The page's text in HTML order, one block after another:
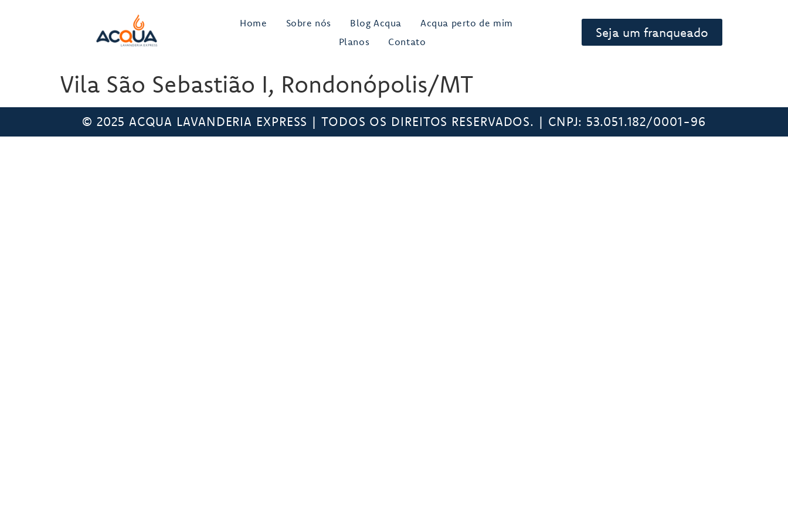
Home Sobre nós Blog Acqua
Acqua perto de mim
Planos
Contato
Seja um franqueado
Vila São Sebastião I, Rondonópolis/MT
© 2025 ACQUA LAVANDERIA EXPRESS | TODOS OS DIREITOS RESERVADOS. | CNPJ: 53.051.182/0001-96